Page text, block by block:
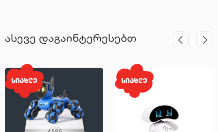
ასევე დაგაინტერესებთ